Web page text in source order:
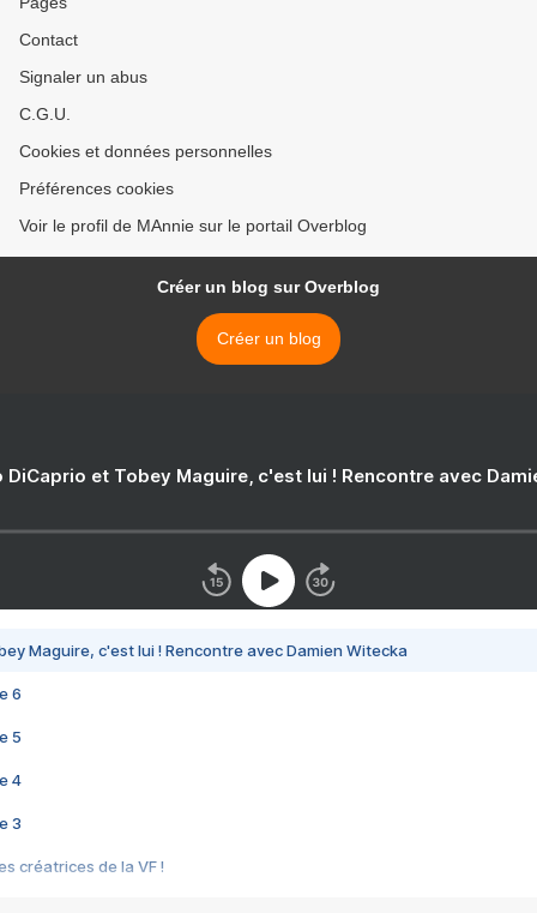
Contact
Signaler un abus
C.G.U.
Cookies et données personnelles
Préférences cookies
Voir le profil de MAnnie sur le portail Overblog
Créer un blog sur Overblog
Créer un blog
DiCaprio et Tobey Maguire, c'est lui ! Rencontre avec
Maguire, c'est lui ! Rencontre avec Damien Witecka
6
5
4
3
créatrices de la VF !